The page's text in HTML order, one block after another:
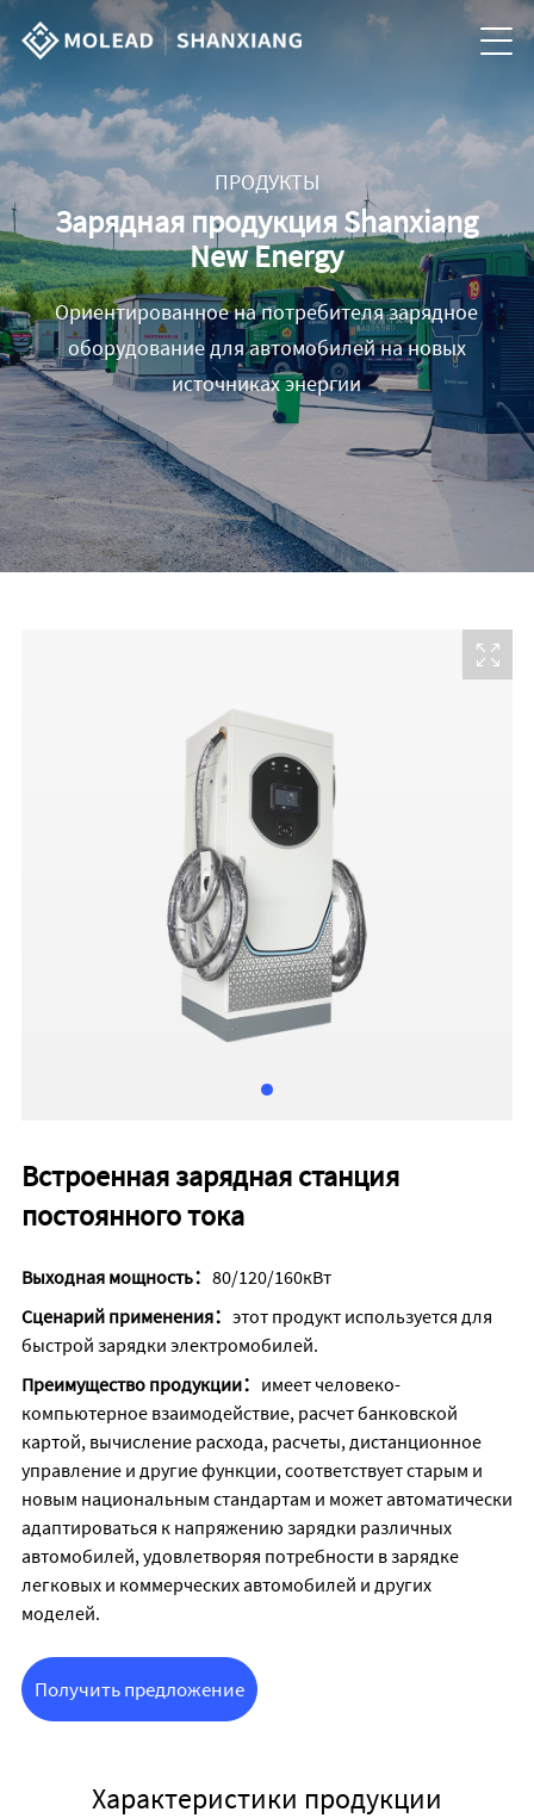
ПРОДУКТЫ
Зарядная продукция Shanxiang
New Energy
Ориентированное на потребителя зарядное
оборудование для автомобилей на новых
источниках энергии
Встроенная зарядная станция
постоянного тока
Выходная мощность： 80/120/160кВт
Сценарий применения： этот продукт используется для
быстрой зарядки электромобилей.
Преимущество продукции： имеет человеко-
компьютерное взаимодействие, расчет банковской
картой, вычисление расхода, расчеты, дистанционное
управление и другие функции, соответствует старым и
новым национальным стандартам и может автоматически
адаптироваться к напряжению зарядки различных
автомобилей, удовлетворяя потребности в зарядке
легковых и коммерческих автомобилей и других
моделей.
Получить предложение
Характеристики продукции